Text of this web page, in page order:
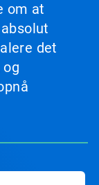
om at
det